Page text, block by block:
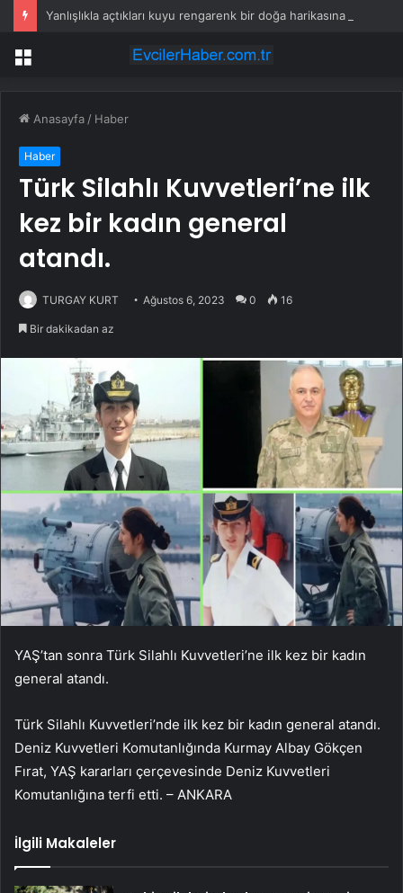
Menü
Anasayfa / Haber
Haber
Türk Silahlı Kuvvetleri’ne ilk
kez bir kadın general
atandı.
TURGAY KURT Ağustos 6, 2023 0 16
Bir dakikadan az
YAŞ’tan sonra Türk Silahlı Kuvvetleri’ne ilk kez bir kadın
general atandı.
Türk Silahlı Kuvvetleri’nde ilk kez bir kadın general atandı.
Deniz Kuvvetleri Komutanlığında Kurmay Albay Gökçen
Fırat, YAŞ kararları çerçevesinde Deniz Kuvvetleri
Komutanlığına terfi etti. – ANKARA
İlgili Makaleler